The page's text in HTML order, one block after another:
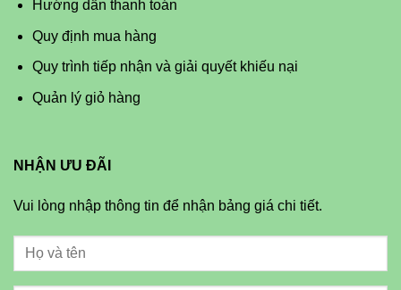
Hướng dẫn thanh toán
Quy định mua hàng
Quy trình tiếp nhận và giải quyết khiếu nại
Quản lý giỏ hàng
NHẬN ƯU ĐÃI
Vui lòng nhập thông tin để nhận bảng giá chi tiết.